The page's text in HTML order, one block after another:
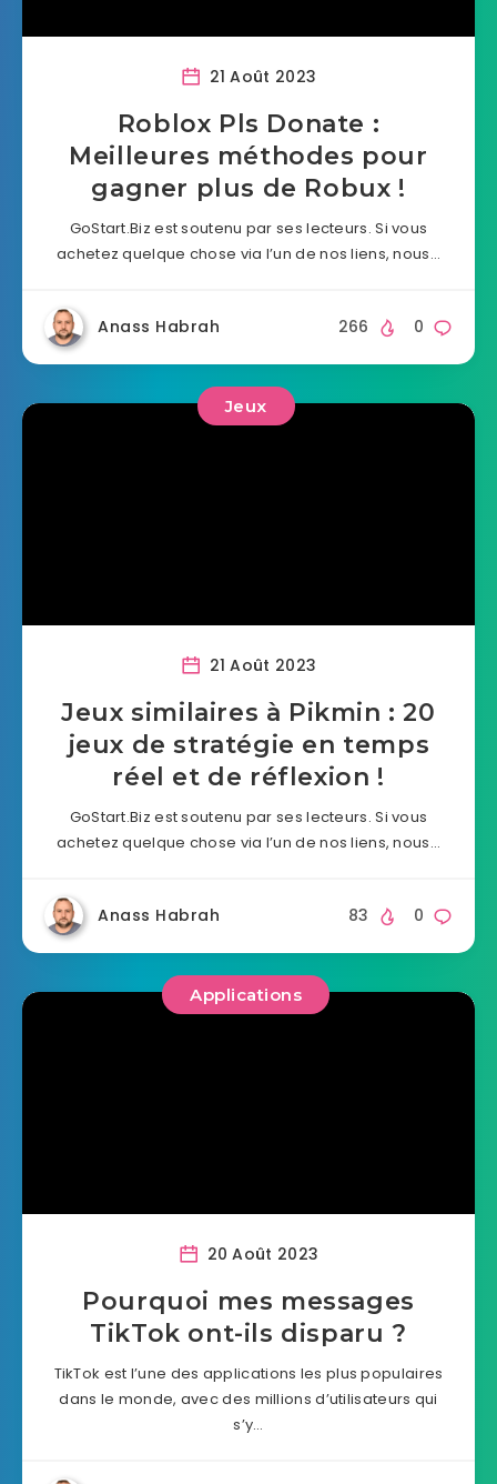
21 Août 2023
Roblox Pls Donate :
Meilleures méthodes pour
gagner plus de Robux !
GoStart.Biz est soutenu par ses lecteurs. Si vous
achetez quelque chose via l’un de nos liens, nous…
Anass Habrah 0
266
Jeux
21 Août 2023
Jeux similaires à Pikmin : 20
jeux de stratégie en temps
réel et de réflexion !
GoStart.Biz est soutenu par ses lecteurs. Si vous
achetez quelque chose via l’un de nos liens, nous…
Anass Habrah 0
83
Applications
20 Août 2023
Pourquoi mes messages
TikTok ont-ils disparu ?
TikTok est l’une des applications les plus populaires
dans le monde, avec des millions d’utilisateurs qui
s’y…